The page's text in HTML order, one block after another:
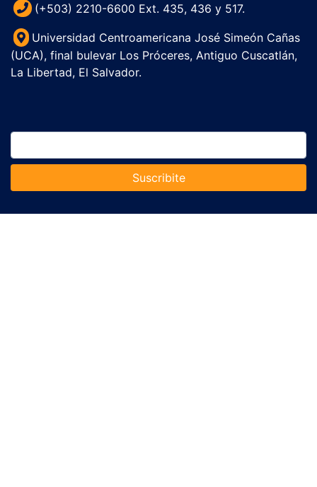
(+503) 2210-6600 Ext. 435, 436 y 517.
Universidad Centroamericana José Simeón Cañas
(UCA), final bulevar Los Próceres, Antiguo Cuscatlán,
La Libertad, El Salvador.
Suscribite